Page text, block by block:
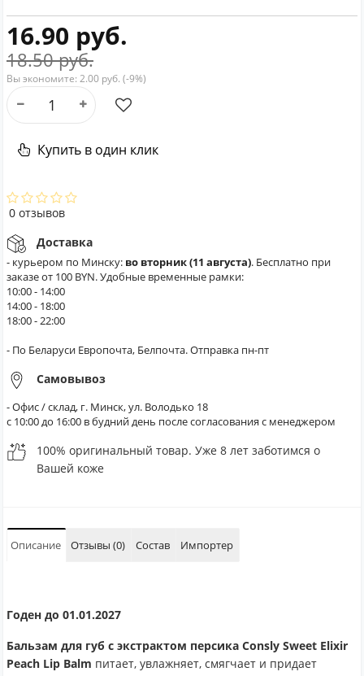
16.90 руб.
18.50 руб.
Вы экономите: 2.00 руб. (-9%)
Купить в один клик
0 отзывов
Доставка
- курьером по Минску: во вторник (11 августа). Бесплатно при
заказе от 100 BYN. Удобные временные рамки:
10:00 - 14:00
14:00 - 18:00
18:00 - 22:00
- По Беларуси Европочта, Белпочта. Отправка пн-пт
Самовывоз
- Офис / склад, г. Минск, ул. Володько 18
с 10:00 до 16:00 в будний день после согласования с менеджером
100% оригинальный товар. Уже 8 лет заботимся о
Вашей коже
Описание Отзывы (0) Состав Импортер
Годен до 01.01.2027
Бальзам для губ с экстрактом персика Consly Sweet Elixir
Peach Lip Balm питает, увлажняет, смягчает и придает